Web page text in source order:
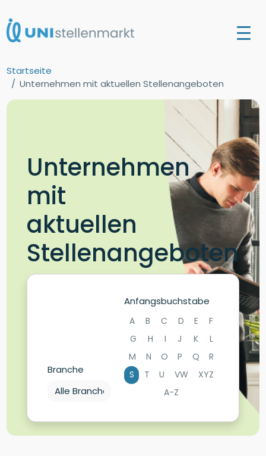
Startseite
Unternehmen mit aktuellen Stellenangeboten
Unternehmen
mit
aktuellen
Stellenangeboten
Branche
Anfangsbuchstabe
A B C D E
F
G
H I J K
L
M
N O P Q
R
S
T U VW
XYZ
A-Z